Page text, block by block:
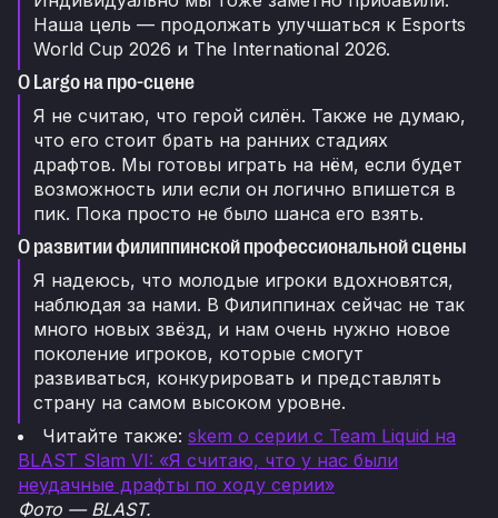
Наша цель — продолжать улучшаться к Esports
World Cup 2026 и The International 2026.
О Largo на про-сцене
Я не считаю, что герой силён. Также не думаю,
что его стоит брать на ранних стадиях
драфтов. Мы готовы играть на нём, если будет
возможность или если он логично впишется в
пик. Пока просто не было шанса его взять.
О развитии филиппинской профессиональной сцены
Я надеюсь, что молодые игроки вдохновятся,
наблюдая за нами. В Филиппинах сейчас не так
много новых звёзд, и нам очень нужно новое
поколение игроков, которые смогут
развиваться, конкурировать и представлять
страну на самом высоком уровне.
Читайте также: skem о серии с Team Liquid на
BLAST Slam VI: «Я считаю, что у нас были
неудачные драфты по ходу серии»
Фото — BLAST.